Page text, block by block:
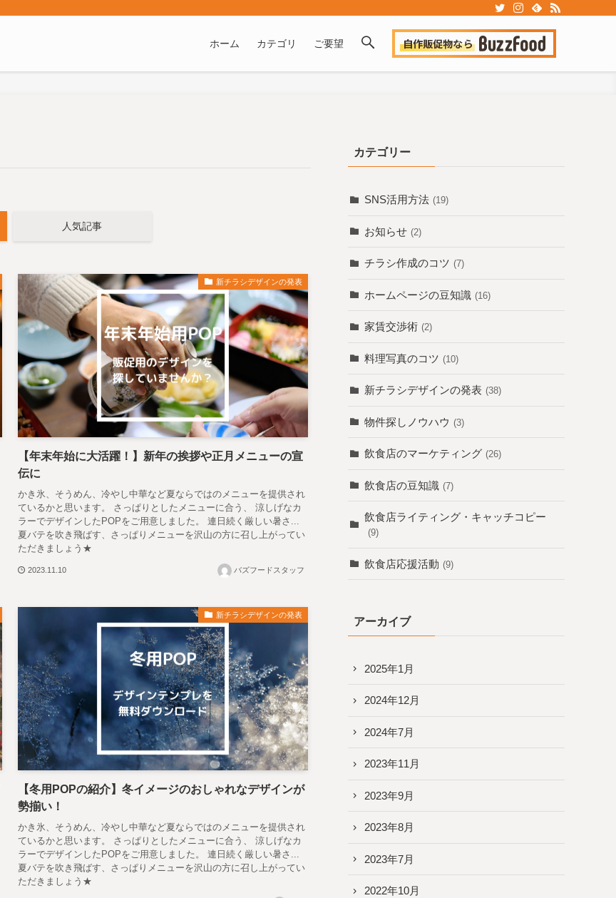
ホーム カテゴリ ご要望
人気記事
新チラシデザインの発表
【年末年始に大活躍！】新年の挨拶や正月メニューの宣
伝に
かき氷、そうめん、冷やし中華など夏ならではのメニューを提供され
ているかと思います。 さっぱりとしたメニューに合う、 涼しげなカ
ラーでデザインしたPOPをご用意しました。 連日続く厳しい暑さ...
夏バテを吹き飛ばす、さっぱりメニューを沢山の方に召し上がってい
ただきましょう★
2023.11.10 バズフードスタッフ
新チラシデザインの発表
【冬用POPの紹介】冬イメージのおしゃれなデザインが
勢揃い！
かき氷、そうめん、冷やし中華など夏ならではのメニューを提供され
ているかと思います。 さっぱりとしたメニューに合う、 涼しげなカ
ラーでデザインしたPOPをご用意しました。 連日続く厳しい暑さ...
夏バテを吹き飛ばす、さっぱりメニューを沢山の方に召し上がってい
ただきましょう★
カテゴリー
SNS活用方法 (19)
お知らせ (2)
チラシ作成のコツ (7)
ホームページの豆知識 (16)
家賃交渉術 (2)
料理写真のコツ (10)
新チラシデザインの発表 (38)
物件探しノウハウ (3)
飲食店のマーケティング (26)
飲食店の豆知識 (7)
飲食店ライティング・キャッチコピー
(9)
飲食店応援活動 (9)
アーカイブ
2025年1月
2024年12月
2024年7月
2023年11月
2023年9月
2023年8月
2023年7月
2022年10月